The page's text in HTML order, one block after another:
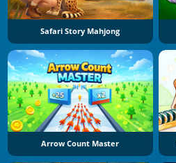
Safari Story Mahjong
Arrow Count Master